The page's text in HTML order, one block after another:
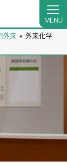
MENU
外来 » 外来化学